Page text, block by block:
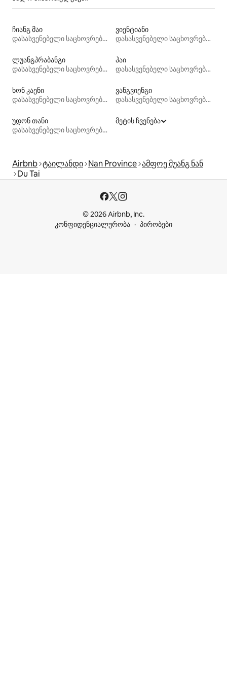
ჩიანგ მაი
დასასვენებელი საცხოვრებლები
ვიენტიანი
დასასვენებელი საცხოვრებლები
ლუანგპრაბანგი
დასასვენებელი საცხოვრებლები
პაი
დასასვენებელი საცხოვრებლები
ხონ კაენი
დასასვენებელი საცხოვრებლები
ვანგვიენგი
დასასვენებელი საცხოვრებლები
უდონ თანი
დასასვენებელი საცხოვრებლები
მეტის ჩვენება
Airbnb ტაილანდი Nan Province ამფოე მუანგ ნან
Du Tai
© 2026 Airbnb, Inc.
კონფიდენციალურობა
პირობები